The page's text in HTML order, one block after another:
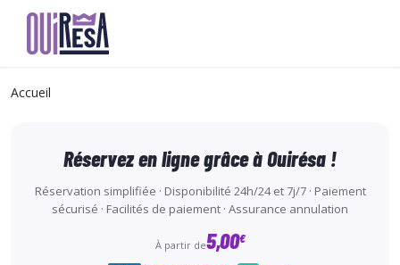
contenu
Accueil
Réservez en ligne grâce à Ouirésa !
Réservation simplifiée · Disponibilité 24h/24 et 7j/7 · Paiement
sécurisé · Facilités de paiement · Assurance annulation
À partir de5,00€